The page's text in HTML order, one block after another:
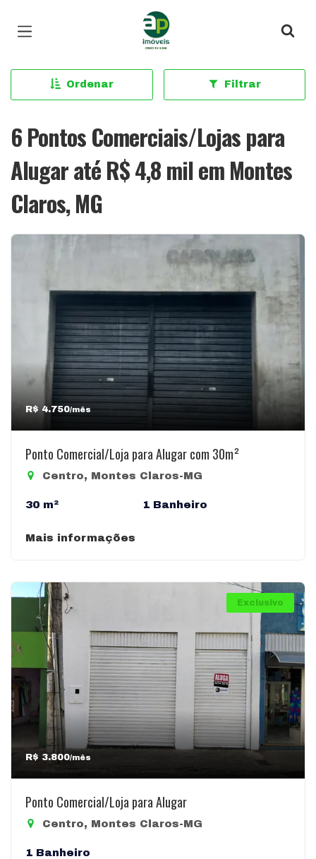
Página inicial
Ordenar Filtrar
6 Pontos Comerciais/Lojas para
Alugar até R$ 4,8 mil em Montes
Claros, MG
R$ 4.750/mês
Ponto Comercial/Loja para Alugar com 30m²
Centro, Montes Claros-MG
30 m² 1 Banheiro
Mais informações
Exclusivo
R$ 3.800/mês
Ponto Comercial/Loja para Alugar
Centro, Montes Claros-MG
1 Banheiro